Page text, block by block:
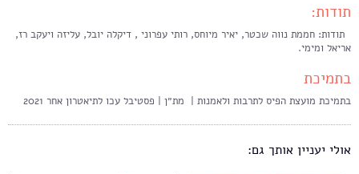
תודות:
תודות: חממת נווה שכטר, יאיר מיוחס, רותי עפרוני , דיקלה יובל, עליזה ויעקב רז,
אריאל ומימי.
בתמיכת
בתמיכת מועצת הפיס לתרבות ולאמנות | מת״ן | פסטיבל עכו לתיאטרון אחר 2021
אולי יעניין אותך גם: